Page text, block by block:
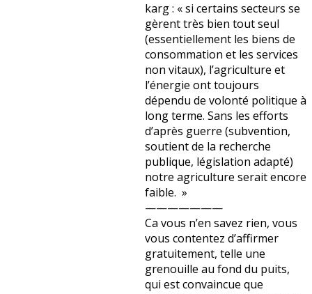
karg : « si certains secteurs se
gèrent très bien tout seul
(essentiellement les biens de
consommation et les services
non vitaux), l’agriculture et
l’énergie ont toujours
dépendu de volonté politique à
long terme. Sans les efforts
d’après guerre (subvention,
soutient de la recherche
publique, législation adapté)
notre agriculture serait encore
faible. »
———————
Ca vous n’en savez rien, vous
vous contentez d’affirmer
gratuitement, telle une
grenouille au fond du puits,
qui est convaincue que